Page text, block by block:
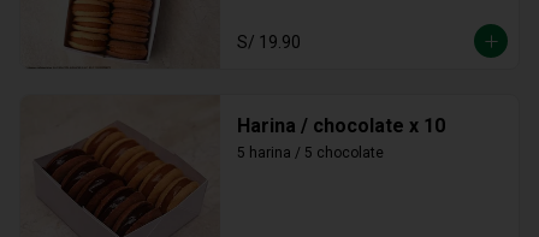
S/ 19.90
Harina / chocolate x 10
5 harina / 5 chocolate